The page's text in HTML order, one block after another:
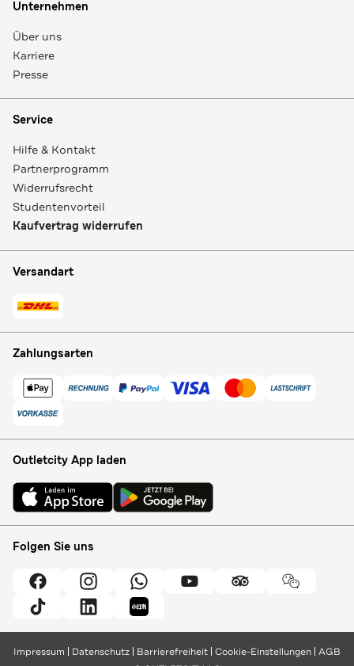
Unternehmen
Über uns
Karriere
Presse
Service
Hilfe & Kontakt
Partnerprogramm
Widerrufsrecht
Studentenvorteil
Kaufvertrag widerrufen
Versandart
Zahlungsarten
Outletcity App laden
Folgen Sie uns
Impressum Datenschutz Barrierefreiheit Cookie-Einstellungen AGB